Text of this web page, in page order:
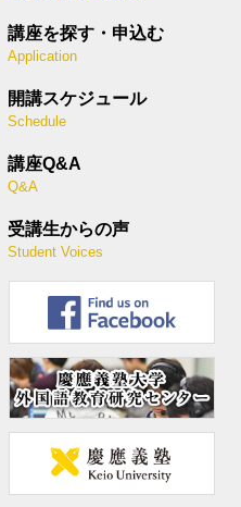
講座を探す・申込む
Application
開講スケジュール
Schedule
講座Q&A
Q&A
受講生からの声
Student Voices